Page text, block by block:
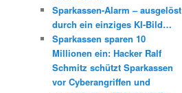
Sparkassen-Alarm – ausgelöst
durch ein einziges KI-Bild…
Sparkassen sparen 10
Millionen ein: Hacker Ralf
Schmitz schützt Sparkassen
vor Cyberangriffen und